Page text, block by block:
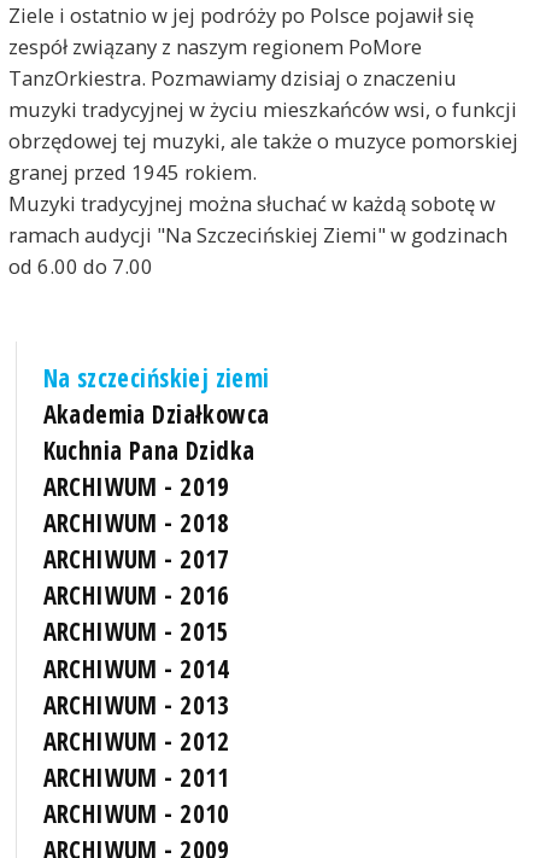
Ziele i ostatnio w jej podróży po Polsce pojawił się
zespół związany z naszym regionem PoMore
TanzOrkiestra. Pozmawiamy dzisiaj o znaczeniu
muzyki tradycyjnej w życiu mieszkańców wsi, o funkcji
obrzędowej tej muzyki, ale także o muzyce pomorskiej
granej przed 1945 rokiem.
Muzyki tradycyjnej można słuchać w każdą sobotę w
ramach audycji "Na Szczecińskiej Ziemi" w godzinach
od 6.00 do 7.00
Na szczecińskiej ziemi
Akademia Działkowca
Kuchnia Pana Dzidka
ARCHIWUM - 2019
ARCHIWUM - 2018
ARCHIWUM - 2017
ARCHIWUM - 2016
ARCHIWUM - 2015
ARCHIWUM - 2014
ARCHIWUM - 2013
ARCHIWUM - 2012
ARCHIWUM - 2011
ARCHIWUM - 2010
ARCHIWUM - 2009